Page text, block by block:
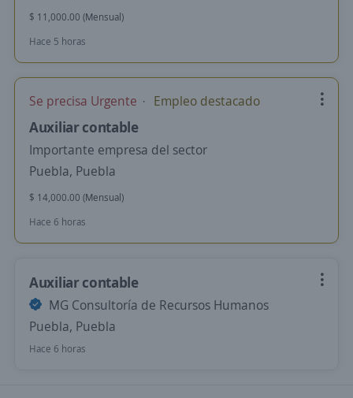
$ 11,000.00 (Mensual)
Hace 5 horas
Se precisa Urgente Empleo destacado
Auxiliar contable
Importante empresa del sector
Puebla, Puebla
$ 14,000.00 (Mensual)
Hace 6 horas
Auxiliar contable
MG Consultoría de Recursos Humanos
Puebla, Puebla
Hace 6 horas